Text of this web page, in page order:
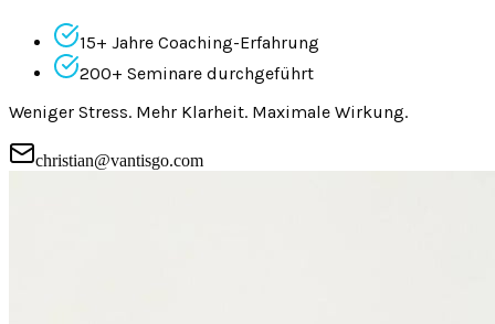
15+ Jahre Coaching-Erfahrung
200+ Seminare durchgeführt
Weniger Stress. Mehr Klarheit. Maximale Wirkung.
christian@vantisgo.com